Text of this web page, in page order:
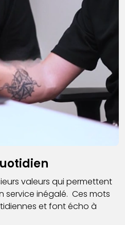
valeurs qui permettent
service inégalé. Ces mots
et font écho à